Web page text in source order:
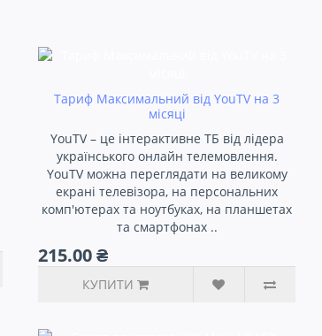
Тариф Максимальний від YouTV на 3
місяці
YouTV – це інтерактивне ТБ від лідера
українського онлайн телемовлення.
YouTV можна переглядати на великому
екрані телевізора, на персональних
комп'ютерах та ноутбуках, на планшетах
та смартфонах ..
215.00 ₴
КУПИТИ